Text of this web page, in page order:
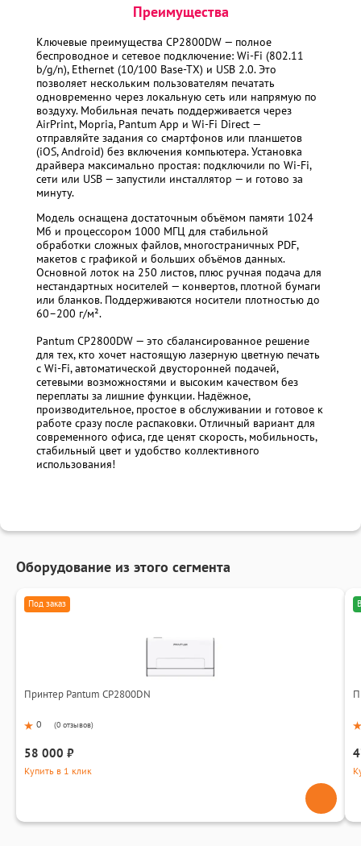
Преимущества
Ключевые преимущества CP2800DW — полное
беспроводное и сетевое подключение: Wi-Fi (802.11
b/g/n), Ethernet (10/100 Base-TX) и USB 2.0. Это
позволяет нескольким пользователям печатать
одновременно через локальную сеть или напрямую по
воздуху. Мобильная печать поддерживается через
AirPrint, Mopria, Pantum App и Wi-Fi Direct —
отправляйте задания со смартфонов или планшетов
(iOS, Android) без включения компьютера. Установка
драйвера максимально простая: подключили по Wi-Fi,
сети или USB — запустили инсталлятор — и готово за
минуту.
Модель оснащена достаточным объёмом памяти 1024
Мб и процессором 1000 МГЦ для стабильной
обработки сложных файлов, многостраничных PDF,
макетов с графикой и больших объёмов данных.
Основной лоток на 250 листов, плюс ручная подача для
нестандартных носителей — конвертов, плотной бумаги
или бланков. Поддерживаются носители плотностью до
60–200 г/м².
Pantum CP2800DW — это сбалансированное решение
для тех, кто хочет настоящую лазерную цветную печать
с Wi-Fi, автоматической двусторонней подачей,
сетевыми возможностями и высоким качеством без
переплаты за лишние функции. Надёжное,
производительное, простое в обслуживании и готовое к
работе сразу после распаковки. Отличный вариант для
современного офиса, где ценят скорость, мобильность,
стабильный цвет и удобство коллективного
использования!
Оборудование из этого сегмента
Под заказ
Принтер Pantum CP2800DN
0 (0 отзывов)
58 000 ₽
Купить в 1 клик